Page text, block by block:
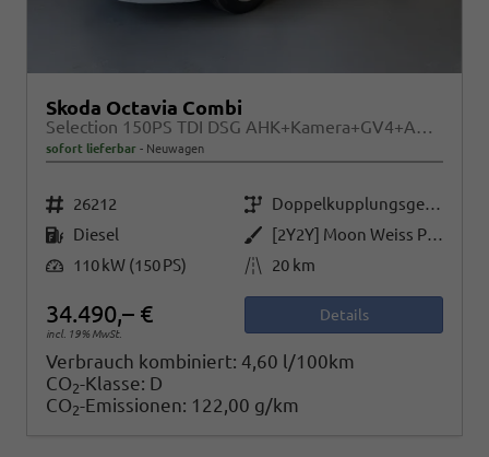
Skoda Octavia Combi
Selection 150PS TDI DSG AHK+Kamera+GV4+ACC+TravelAssist+Sunset+Alu+LightAssist
sofort lieferbar Neuwagen
Fahrzeugnr. 26212 Getriebe
Doppelkupplungsgetriebe (DSG)
Kraftstoff Diesel Außenfarbe
[2Y2Y] Moon Weiss Perleffekt
Leistung 110 kW (150 PS) Kilometerstand 20 km
34.490,– €
incl. 19% MwSt.
Details
Verbrauch kombiniert: 4,60 l/100km
CO2-Klasse: D
CO2-Emissionen: 122,00 g/km